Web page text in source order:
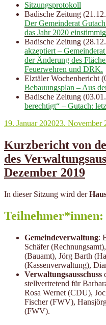
Sitzungsprotokoll
Badische Zeitung
Der Gemeinderat
das Jahr 2020
Badische Zeitung
akzeptiert –
der Änderung des
Feuerwehren und DRK.
Elztäler Wochenbericht
Bebauungsplan – Aus
Badische Zeitung
berechtigt“ – Gutach:
Veröffentlicht
19. Januar 202023. November
Kurzbericht von
des
Dezember 2019
In dieser Sitzung wird der
Teilnehmer*innen:
Gemeindeverwaltung:
Schäfer
(Bauamt), Jörg Barth
(Kassenverwaltung),
Verwaltungsausschuss
stellvertretend für
Rosa Wernet (CDU),
Fischer (FWV),
(FWV).